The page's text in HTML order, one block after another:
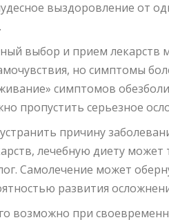
выздоровление от
выбор и прием
но симптомы
симптомов
пропустить серьезное
причину
лечебную диету
Самолечение может
развития
возможно при
под наркозом за
₽. Анализы в подарок!
вне акции 22060₽. Ваша
.